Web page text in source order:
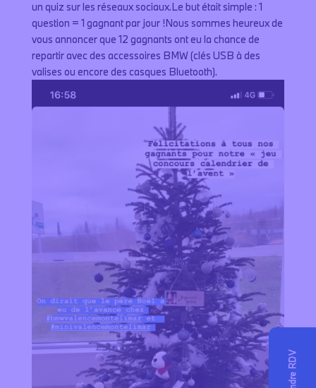
un quiz sur les réseaux sociaux.Le but était simple : 1
question = 1 gagnant par jour !Nous sommes heureux de
vous annoncer que 12 gagnants ont eu la chance de
repartir avec des accessoires BMW (clés USB à des
valises ou encore des casques Bluetooth).